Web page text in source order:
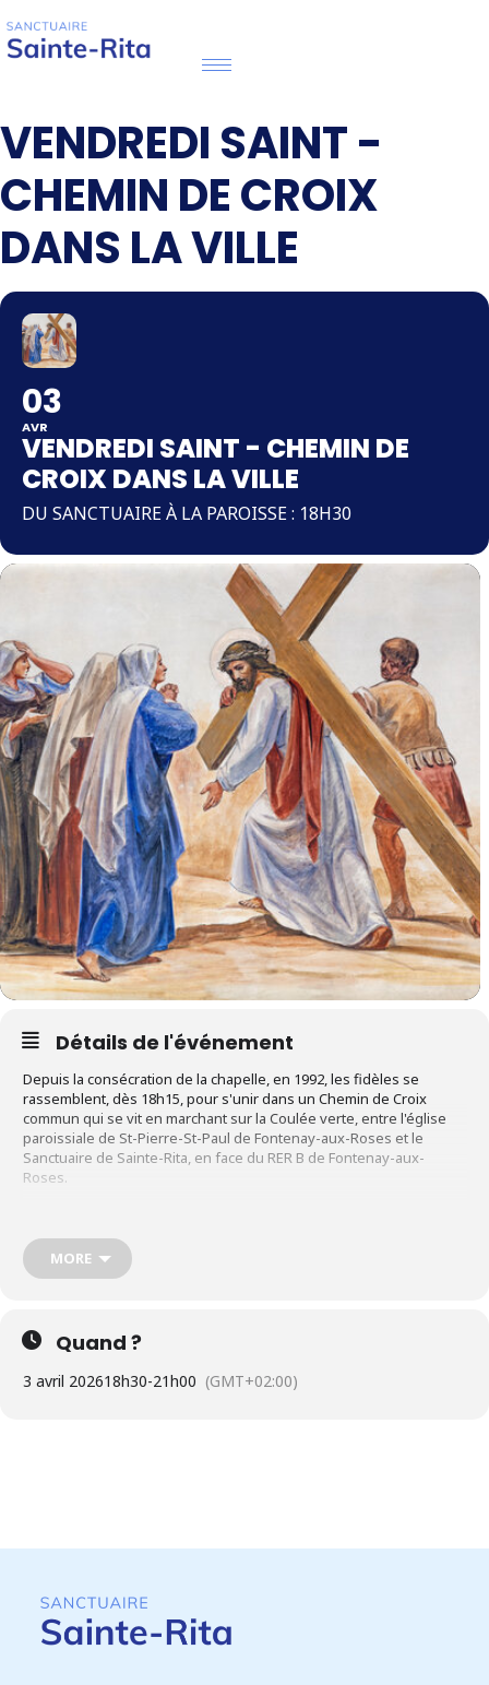
VENDREDI SAINT -
CHEMIN DE CROIX
DANS LA VILLE
03
AVR
VENDREDI SAINT - CHEMIN DE
CROIX DANS LA VILLE
DU SANCTUAIRE À LA PAROISSE : 18H30
Détails de l'événement
Depuis la consécration de la chapelle, en 1992, les fidèles se
rassemblent, dès 18h15, pour s'unir dans un Chemin de Croix
commun qui se vit en marchant sur la Coulée verte, entre l'église
paroissiale de St-Pierre-St-Paul de Fontenay-aux-Roses et le
Sanctuaire de Sainte-Rita, en face du RER B de Fontenay-aux-
Roses.
le monde, la persécusion des chrétiens (+ de 320 millions), la
mission de l'Eglise, la conversion des pécheurs, la croissance
liturgique.
à se mettre en marcche en descendant la Coulée Verte, d'une
MORE
Quand ?
3 avril 202618h30-21h00 (GMT+02:00)